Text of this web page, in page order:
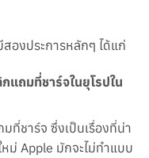
องประการหลักๆ ได้แก่
แถมที่ชาร์จในยุโรปใน
ที่ชาร์จ ซึ่งเป็นเรื่องที่น่า
หม่ Apple มักจะไม่ทำแบบ